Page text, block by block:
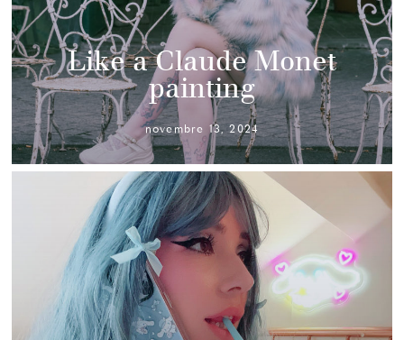
Like a Claude Monet
painting
novembre 13, 2024